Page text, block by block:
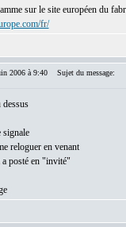
sur le site européen du
fr/
2006 à 9:40 Sujet du message:
dessus
signale
reloguer en venant
a posté en "invité"